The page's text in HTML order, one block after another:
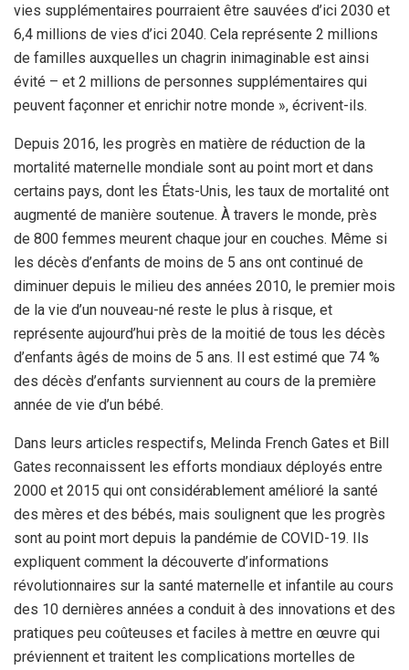
vies supplémentaires pourraient être sauvées d’ici 2030 et
6,4 millions de vies d’ici 2040. Cela représente 2 millions
de familles auxquelles un chagrin inimaginable est ainsi
évité – et 2 millions de personnes supplémentaires qui
peuvent façonner et enrichir notre monde », écrivent-ils.
Depuis 2016, les progrès en matière de réduction de la
mortalité maternelle mondiale sont au point mort et dans
certains pays, dont les États-Unis, les taux de mortalité ont
augmenté de manière soutenue. À travers le monde, près
de 800 femmes meurent chaque jour en couches. Même si
les décès d’enfants de moins de 5 ans ont continué de
diminuer depuis le milieu des années 2010, le premier mois
de la vie d’un nouveau-né reste le plus à risque, et
représente aujourd’hui près de la moitié de tous les décès
d’enfants âgés de moins de 5 ans. Il est estimé que 74 %
des décès d’enfants surviennent au cours de la première
année de vie d’un bébé.
Dans leurs articles respectifs, Melinda French Gates et Bill
Gates reconnaissent les efforts mondiaux déployés entre
2000 et 2015 qui ont considérablement amélioré la santé
des mères et des bébés, mais soulignent que les progrès
sont au point mort depuis la pandémie de COVID-19. Ils
expliquent comment la découverte d’informations
révolutionnaires sur la santé maternelle et infantile au cours
des 10 dernières années a conduit à des innovations et des
pratiques peu coûteuses et faciles à mettre en œuvre qui
préviennent et traitent les complications mortelles de